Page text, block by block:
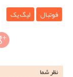
فوتبال لیگ یک
نظر شما